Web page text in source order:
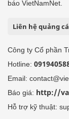
báo VietNamNet.
Liên hệ quảng
Công ty Cổ phần
Hotline:
Email:
Báo giá: http://
Hỗ trợ kỹ thuật: